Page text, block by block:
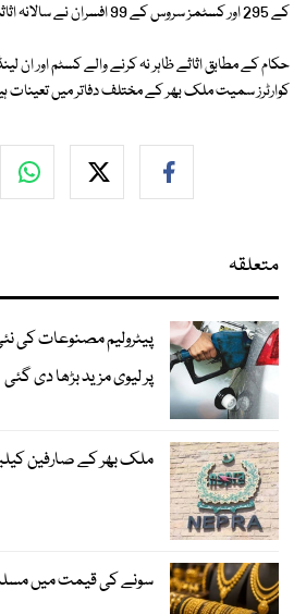
کے 295 اور کسٹمز سروس کے 99 افسران نے سالانہ اثاثہ جات ظاہر نہیں کئے۔
حکام کے مطابق اثاثے ظاہر نہ کرنے والے کسٹم اور ان
کوارٹرز سمیت ملک بھر کے مختلف دفاتر میں تعینات
متعلقہ
پیٹرولیم مصنوعات کی
پر لیوی مزید بڑھا دی گئی
ملک بھر کے صارفین
سونے کی قیمت میں